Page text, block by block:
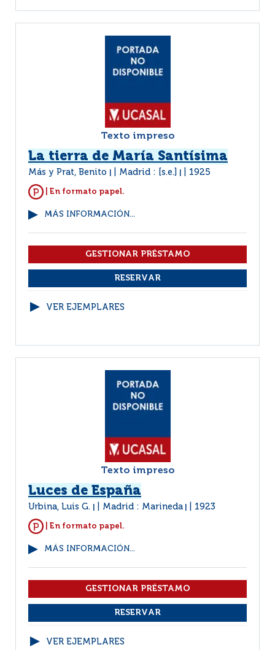
Texto impreso
La tierra de María Santísima
Más y Prat, Benito Madrid : [s.e.] 1925
| En formato papel.
MÁS INFORMACIÓN...
VER EJEMPLARES
Texto impreso
Luces de España
Urbina, Luis G. Madrid : Marineda 1923
| En formato papel.
MÁS INFORMACIÓN...
VER EJEMPLARES